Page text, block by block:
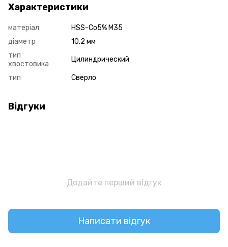
Характеристики
матеріал
HSS-Co5% M35
діаметр
10,2 мм
тип
хвостовика
Цилиндрический
тип Сверло
Відгуки
Додайте перший відгук
Написати відгук